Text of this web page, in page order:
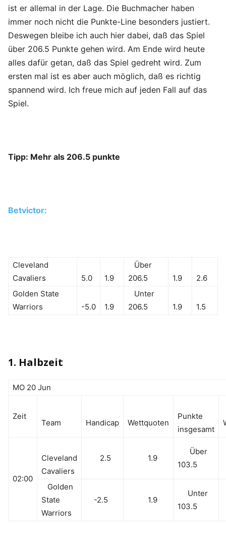
ist er allemal in der Lage. Die Buchmacher haben
immer noch nicht die Punkte-Line besonders justiert.
Deswegen bleibe ich auch hier dabei, daß das Spiel
über 206.5 Punkte gehen wird. Am Ende wird heute
alles dafür getan, daß das Spiel gedreht wird. Zum
ersten mal ist es aber auch möglich, daß es richtig
spannend wird. Ich freue mich auf jeden Fall auf das
Spiel.
Tipp: Mehr als 206.5 punkte
Betvictor:
Cleveland
Cavaliers
5.0 1.9
Über
206.5
1.9
2.6
Golden State
Warriors
-5.0 1.9
Unter
206.5
1.9 1.5
1. Halbzeit
MO 20 Jun
Zeit
Team Handicap Wettquoten
Punkte
insgesamt
02:00
Cleveland
Cavaliers
2.5 1.9
Über
103.5
Golden
State
Warriors
-2.5 1.9
Unter
103.5